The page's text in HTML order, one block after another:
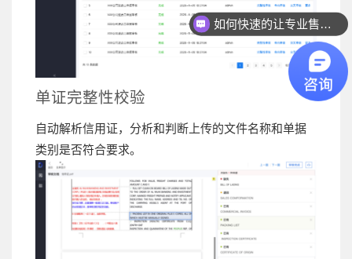
单证完整性校验
自动解析信用证，分析和判断上传的文件名称和单据
类别是否符合要求。
如何快速的让专业售前联系我？